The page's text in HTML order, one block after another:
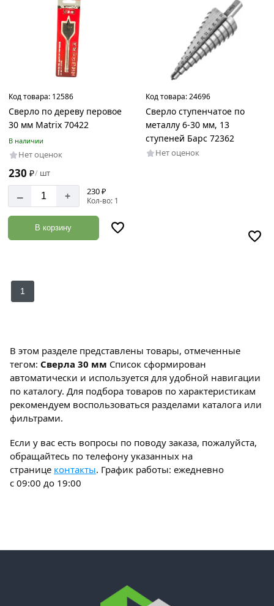
Код товара: 12586
Сверло по дереву перовое
30 мм Matriх 70422
В наличии
Нет оценок
230 ₽/ шт
– + 230 ₽
Кол-во: 1
В корзину
Код товара:24696
Сверло ступенчатое по
металлу 6-30 мм, 13
ступеней Барс 72362
Нет оценок
1
В этом разделе представлены товары, отмеченные
тегом: Сверла 30 мм Список сформирован
автоматически и используется для удобной навигации
по каталогу. Для подбора товаров по характеристикам
рекомендуем воспользоваться разделами каталога или
фильтрами.
Если у вас есть вопросы по поводу заказа, пожалуйста,
обращайтесь по телефону указанных на
странице контакты. График работы: ежедневно
с 09:00 до 19:00